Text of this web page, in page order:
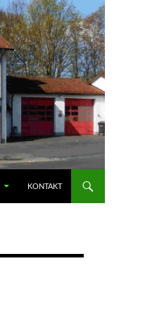
KONTAKT